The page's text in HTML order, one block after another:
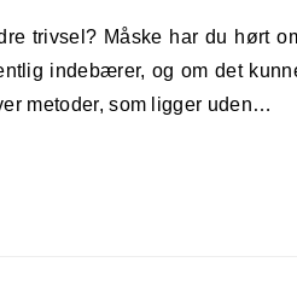
indebærer, og om det
metoder, som ligger uden…